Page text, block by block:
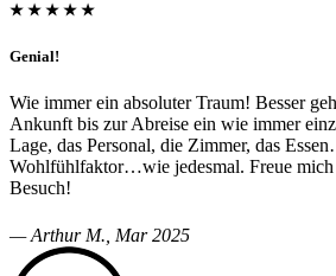
★ ★ ★ ★ ★
Genial!
Wie immer ein absoluter Traum! Besser
Ankunft bis zur Abreise ein wie immer
Lage, das Personal, die Zimmer, das
Wohlfühlfaktor…wie jedesmal. Freue mich
Besuch!
— Arthur M., Mar 2025